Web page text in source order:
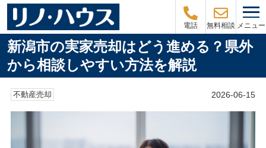
電話 無料相談 メニュー
新潟市の実家売却はどう進める？県外
から相談しやすい方法を解説
不動産売却 2026-06-15